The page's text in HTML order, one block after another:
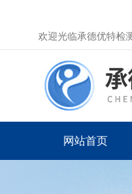
欢迎光临承德优特检
网站首页